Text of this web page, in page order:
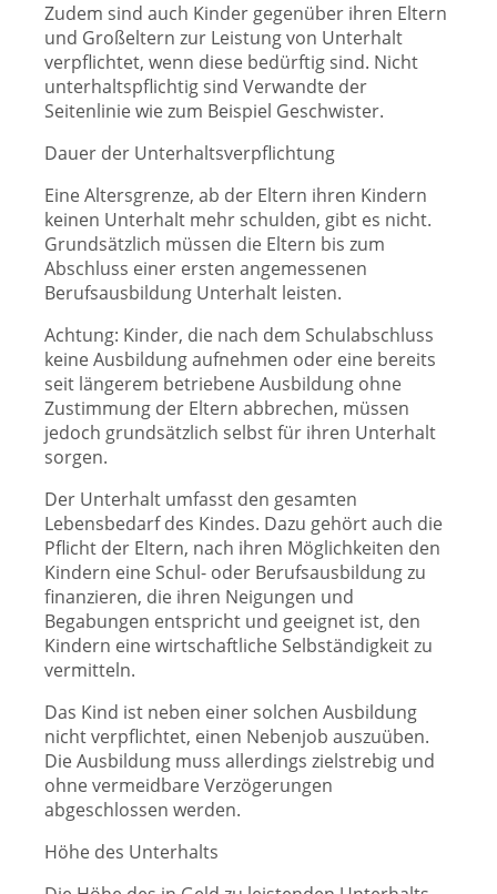
Zudem sind auch Kinder gegenüber ihren Eltern
und Großeltern zur Leistung von Unterhalt
verpflichtet, wenn diese bedürftig sind. Nicht
unterhaltspflichtig sind Verwandte der
Seitenlinie wie zum Beispiel Geschwister.
Dauer der Unterhaltsverpflichtung
Eine Altersgrenze, ab der Eltern ihren Kindern
keinen Unterhalt mehr schulden, gibt es nicht.
Grundsätzlich müssen die Eltern bis zum
Abschluss einer ersten angemessenen
Berufsausbildung Unterhalt leisten.
Achtung: Kinder, die nach dem Schulabschluss
keine Ausbildung aufnehmen oder eine bereits
seit längerem betriebene Ausbildung ohne
Zustimmung der Eltern abbrechen, müssen
jedoch grundsätzlich selbst für ihren Unterhalt
sorgen.
Der Unterhalt umfasst den gesamten
Lebensbedarf des Kindes. Dazu gehört auch die
Pflicht der Eltern, nach ihren Möglichkeiten den
Kindern eine Schul- oder Berufsausbildung zu
finanzieren, die ihren Neigungen und
Begabungen entspricht und geeignet ist, den
Kindern eine wirtschaftliche Selbständigkeit zu
vermitteln.
Das Kind ist neben einer solchen Ausbildung
nicht verpflichtet, einen Nebenjob auszuüben.
Die Ausbildung muss allerdings zielstrebig und
ohne vermeidbare Verzögerungen
abgeschlossen werden.
Höhe des Unterhalts